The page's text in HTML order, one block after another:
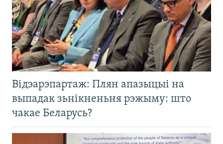
Відэарэпартаж: Плян апазыцыі на
выпадак зьнікненьня рэжыму: што
чакае Беларусь?